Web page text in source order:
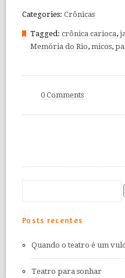
Categories: Crônicas
Tagged: crônica carioca,
Memória do Rio, micos,
0 Comments
Posts recentes
Quando o teatro é um
Teatro para sonhar